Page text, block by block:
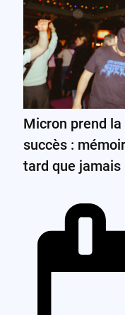
Micron prend la
succès :
tard que jamais